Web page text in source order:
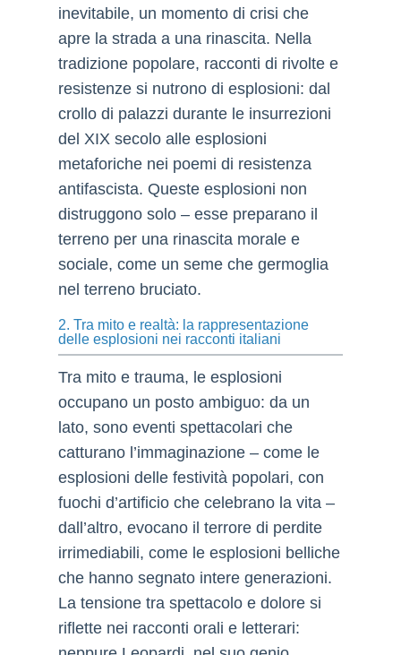
inevitabile, un momento di crisi che
apre la strada a una rinascita. Nella
tradizione popolare, racconti di rivolte e
resistenze si nutrono di esplosioni: dal
crollo di palazzi durante le insurrezioni
del XIX secolo alle esplosioni
metaforiche nei poemi di resistenza
antifascista. Queste esplosioni non
distruggono solo – esse preparano il
terreno per una rinascita morale e
sociale, come un seme che germoglia
nel terreno bruciato.
2. Tra mito e realtà: la rappresentazione
delle esplosioni nei racconti italiani
Tra mito e trauma, le esplosioni
occupano un posto ambiguo: da un
lato, sono eventi spettacolari che
catturano l’immaginazione – come le
esplosioni delle festività popolari, con
fuochi d’artificio che celebrano la vita –
dall’altro, evocano il terrore di perdite
irrimediabili, come le esplosioni belliche
che hanno segnato intere generazioni.
La tensione tra spettacolo e dolore si
riflette nei racconti orali e letterari: